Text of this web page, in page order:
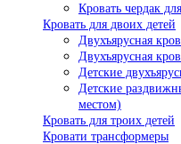
Кровать чердак
Кровать для двоих детей
Двухъярусная
Двухъярусная
Детские
Детские
местом)
Кровать для троих детей
Кровати трансформеры